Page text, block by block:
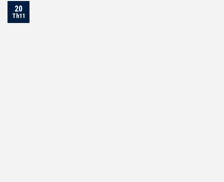
20
Th11